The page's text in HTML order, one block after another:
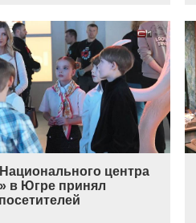
центра
в Югре принял